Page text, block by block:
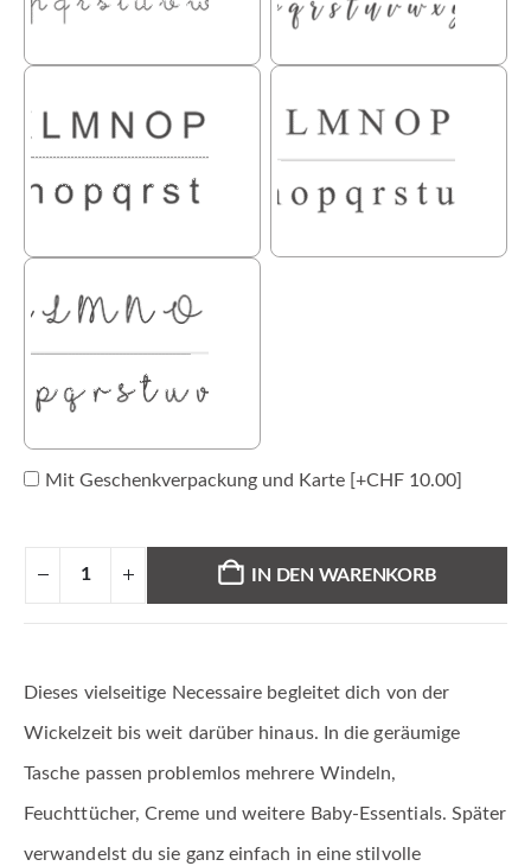
Mit Geschenkverpackung und Karte [+CHF 10.00]
IN DEN WARENKORB
Dieses vielseitige Necessaire begleitet dich von der
Wickelzeit bis weit darüber hinaus. In die geräumige
Tasche passen problemlos mehrere Windeln,
Feuchttücher, Creme und weitere Baby-Essentials. Später
verwandelst du sie ganz einfach in eine stilvolle